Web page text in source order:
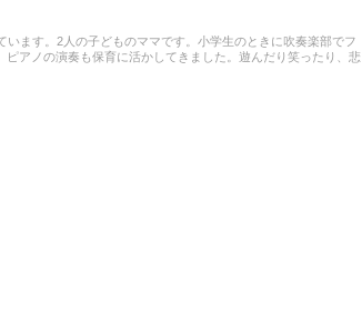
ます。2人の子どものママです。小学生のときに吹奏楽部でフ
アノの演奏も保育に活かしてきました。遊んだり笑ったり、悲